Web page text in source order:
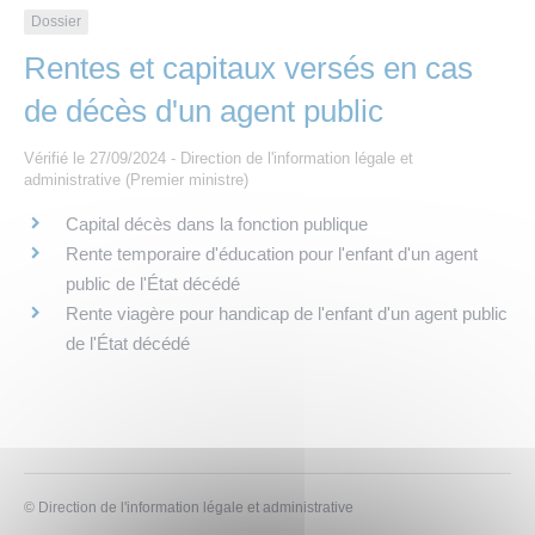
Eau et assainissement
Travaux
Numérique
Annuaire de contacts
communes
Nos publications
Dossier
Rentes et capitaux versés en cas
de décès d'un agent public
Vérifié le 27/09/2024 - Direction de l'information légale et
administrative (Premier ministre)
Capital décès dans la fonction publique
Rente temporaire d'éducation pour l'enfant d'un agent
public de l'État décédé
Rente viagère pour handicap de l'enfant d'un agent public
de l'État décédé
© Direction de l'information légale et administrative